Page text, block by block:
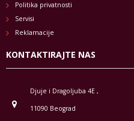
Politika privatnosti
Servisi
Reklamacije
KONTAKTIRAJTE NAS
Djuje i Dragoljuba 4E ,
11090 Beograd